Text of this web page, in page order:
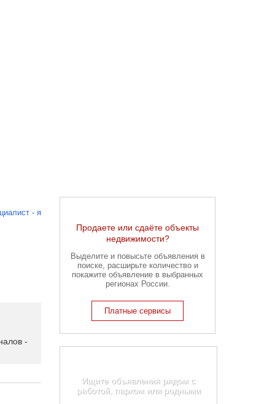
- я
-
Продаете или сдаёте объекты
недвижимости?
Выделите и повысьте объявления в
поиске, расширьте количество и
покажите объявление в выбранных
регионах России.
Платные сервисы
Ищите объявления рядом с
работой, парком или родными